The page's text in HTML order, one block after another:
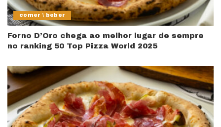
comer \ beber
Forno D’Oro chega ao melhor lugar de sempre
no ranking 50 Top Pizza World 2025